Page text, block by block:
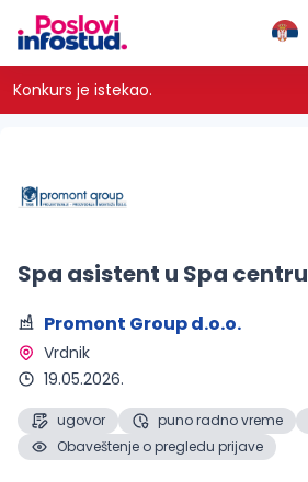
Konkurs je istekao.
Spa asistent u Spa centru
Promont Group d.o.o.
Vrdnik
19.05.2026.
ugovor puno radno vreme
Obaveštenje o pregledu prijave